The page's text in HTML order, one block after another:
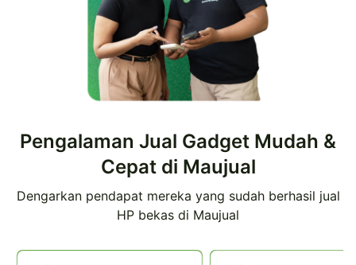
Pengalaman Jual Gadget Mudah &
Cepat di Maujual
Dengarkan pendapat mereka yang sudah berhasil jual
HP bekas di Maujual